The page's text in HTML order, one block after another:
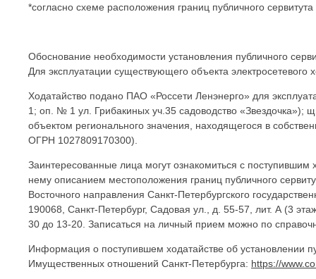
*согласно схеме расположения границ публичного сервитута
Обоснование необходимости установления публичного
Для эксплуатации существующего объекта электросетевого
Ходатайство подано ПАО «Россети Ленэнерго» для
1; оп. № 1 ул. Грибакиных уч.35 садоводство
объектом регионального значения, находящегося в
ОГРН 1027809170300).
Заинтересованные лица могут ознакомиться с
нему описанием местоположения границ публичного
Восточного направления Санкт-Петербургского
190068, Санкт-Петербург, Садовая ул., д. 55-57, лит. А (3
30 до 13-20. Записаться на личный прием можно по
Информация о поступившем ходатайстве об установлении
Имущественных отношений Санкт-Петербурга: https://